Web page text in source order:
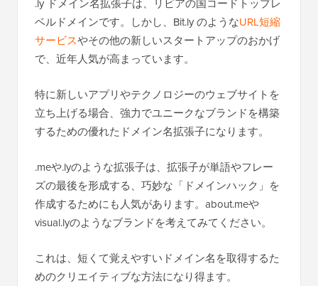
.ly ドメイン名拡張子は、リビアの国コードトップレ
ベルドメインです。しかし、Bit.ly のようなURL短縮
サービスやその他の新しいスタートアップのおかげ
で、近年人気が高まっています。
特に新しいアプリやテクノロジーのウェブサイトを
立ち上げる場合、強力でユニークなブランドを構築
するための優れたドメイン名拡張子になります。
.meや.lyのような拡張子は、拡張子が単語やフレー
ズの最後を形成する、巧妙な「ドメインハック」を
作成するためにも人気があります。about.meや
visual.lyのようなブランドを考えてみてください。
これは、短くて覚えやすいドメイン名を取得するた
めのクリエイティブな方法になり得ます。